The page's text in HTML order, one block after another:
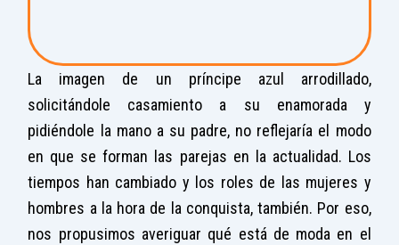
La imagen de un príncipe azul arrodillado,
solicitándole casamiento a su enamorada y
pidiéndole la mano a su padre, no reflejaría el modo
en que se forman las parejas en la actualidad. Los
tiempos han cambiado y los roles de las mujeres y
hombres a la hora de la conquista, también. Por eso,
nos propusimos averiguar qué está de moda en el